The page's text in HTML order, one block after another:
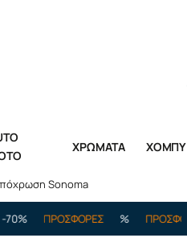
ΧΡΩΜΑΤΑ ΧΟΜΠΥ
Sonoma
ΠΡΟΣΦΟΡΕΣ % ΠΡΟΣΦΟΡΕΣ